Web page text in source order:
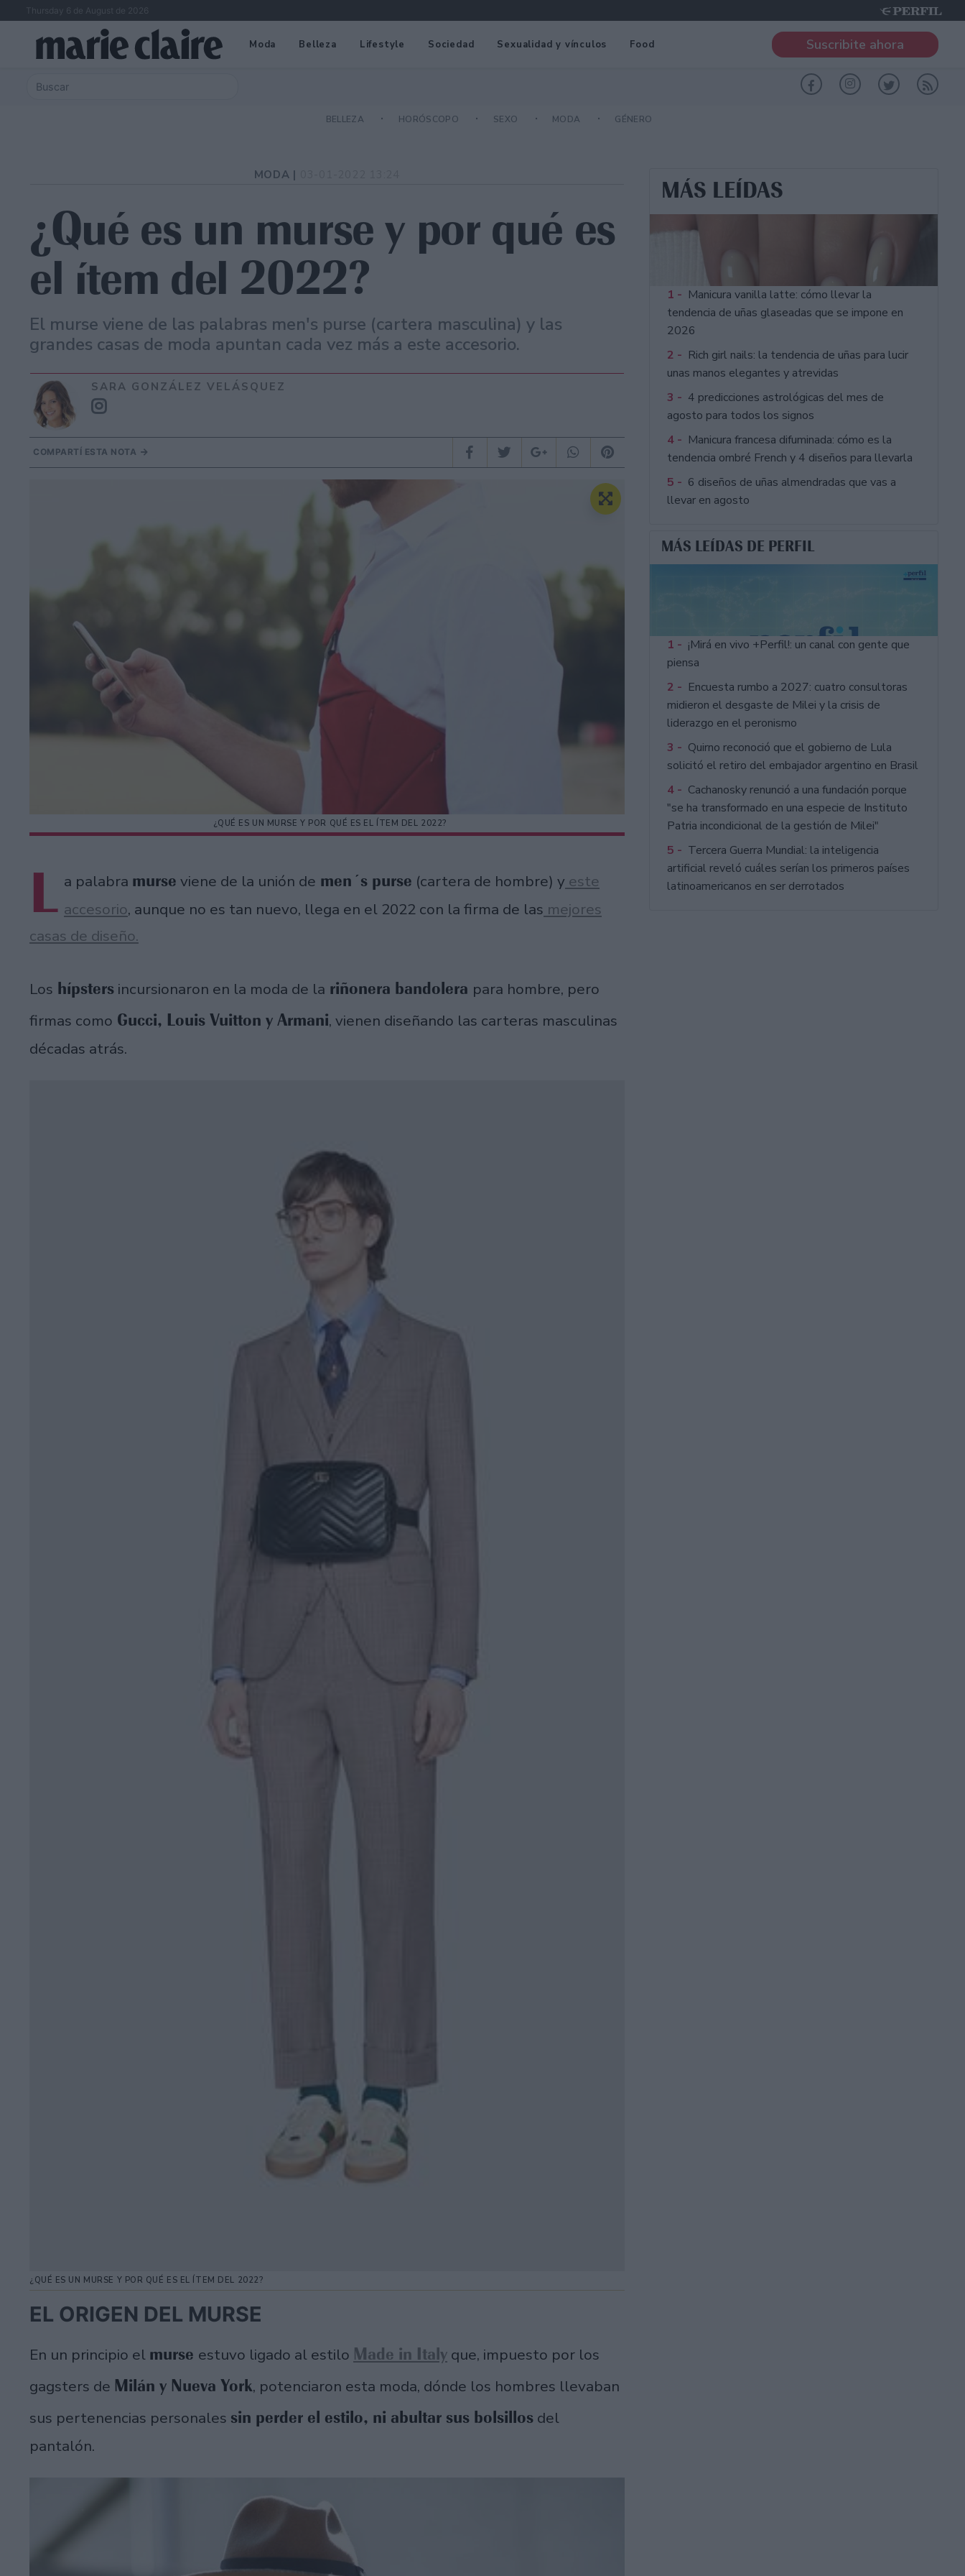
Thursday 6 de August de 2026
Moda Belleza Lifestyle Sociedad Sexualidad y vínculos Food Suscribite ahora
BELLEZA HORÓSCOPO SEXO MODA GÉNERO
MODA |
¿Qué es un murse y por qué es
el ítem del 2022?
El murse viene de las palabras men's purse (cartera masculina) y las
grandes casas de moda apuntan cada vez más a este accesorio.
SARA GONZÁLEZ VELÁSQUEZ
COMPARTÍ ESTA NOTA
¿QUÉ ES UN MURSE Y POR QUÉ ES EL ÍTEM DEL 2022?
L a palabra murse viene de la unión de men´s purse (cartera de hombre) y este
accesorio, aunque no es tan nuevo, llega en el 2022 con la firma de las mejores
casas de diseño.
Los hípsters incursionaron en la moda de la riñonera bandolera para hombre, pero
firmas como Gucci, Louis Vuitton y Armani, vienen diseñando las carteras masculinas
décadas atrás.
¿QUÉ ES UN MURSE Y POR QUÉ ES EL ÍTEM DEL 2022?
EL ORIGEN DEL MURSE
En un principio el murse estuvo ligado al estilo Made in Italy que, impuesto por los
gagsters de Milán y Nueva York, potenciaron esta moda, dónde los hombres llevaban
sus pertenencias personales sin perder el estilo, ni abultar sus bolsillos del
pantalón.
MÁS LEÍDAS
1 - Manicura vanilla latte: cómo llevar la
tendencia de uñas glaseadas que se impone en
2026
2 - Rich girl nails: la tendencia de uñas para lucir
unas manos elegantes y atrevidas
3 - 4 predicciones astrológicas del mes de
agosto para todos los signos
4 - Manicura francesa difuminada: cómo es la
tendencia ombré French y 4 diseños para llevarla
5 - 6 diseños de uñas almendradas que vas a
llevar en agosto
MÁS LEÍDAS DE PERFIL
1 - ¡Mirá en vivo +Perfil!: un canal con gente que
piensa
2 - Encuesta rumbo a 2027: cuatro consultoras
midieron el desgaste de Milei y la crisis de
liderazgo en el peronismo
3 - Quirno reconoció que el gobierno de Lula
solicitó el retiro del embajador argentino en Brasil
4 - Cachanosky renunció a una fundación porque
"se ha transformado en una especie de Instituto
Patria incondicional de la gestión de Milei"
5 - Tercera Guerra Mundial: la inteligencia
artificial reveló cuáles serían los primeros países
latinoamericanos en ser derrotados